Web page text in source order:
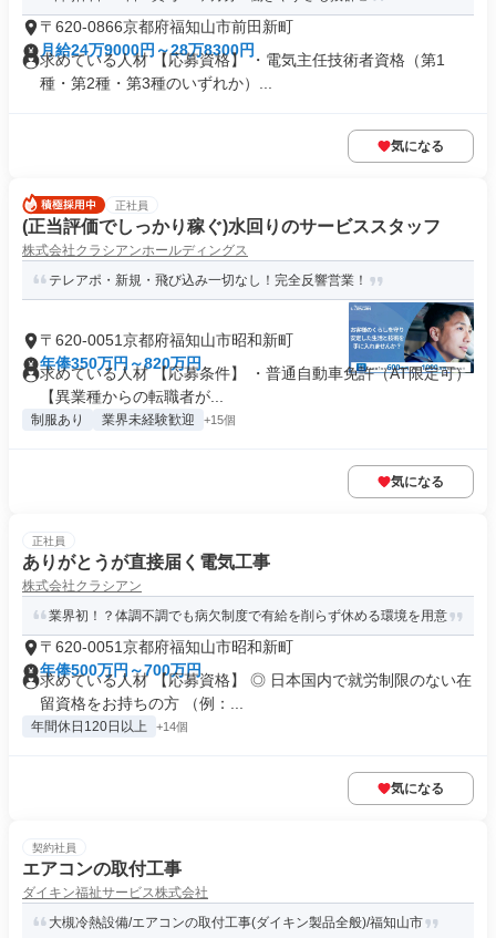
〒620-0866京都府福知山市前田新町
月給24万9000円～28万8300円
求めている人材 【応募資格】 ・電気主任技術者資格（第1
種・第2種・第3種のいずれか）...
気になる
正社員
(正当評価でしっかり稼ぐ)水回りのサービススタッフ
株式会社クラシアンホールディングス
テレアポ・新規・飛び込み一切なし！完全反響営業！
〒620-0051京都府福知山市昭和新町
年俸350万円～820万円
求めている人材 【応募条件】 ・普通自動車免許（AT限定可）
【異業種からの転職者が...
制服あり 業界未経験歓迎 +15個
気になる
正社員
ありがとうが直接届く電気工事
株式会社クラシアン
業界初！？体調不調でも病欠制度で有給を削らず休める環境を用意
〒620-0051京都府福知山市昭和新町
年俸500万円～700万円
求めている人材 【応募資格】 ◎ 日本国内で就労制限のない在
留資格をお持ちの方 （例：...
年間休日120日以上 +14個
気になる
契約社員
エアコンの取付工事
ダイキン福祉サービス株式会社
大槻冷熱設備/エアコンの取付工事(ダイキン製品全般)/福知山市